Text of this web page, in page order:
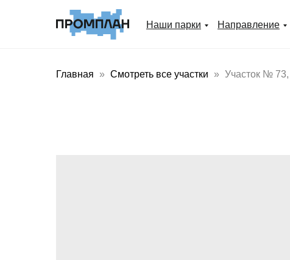
Направление
Наши парки
Главная Смотреть все участки Участок №